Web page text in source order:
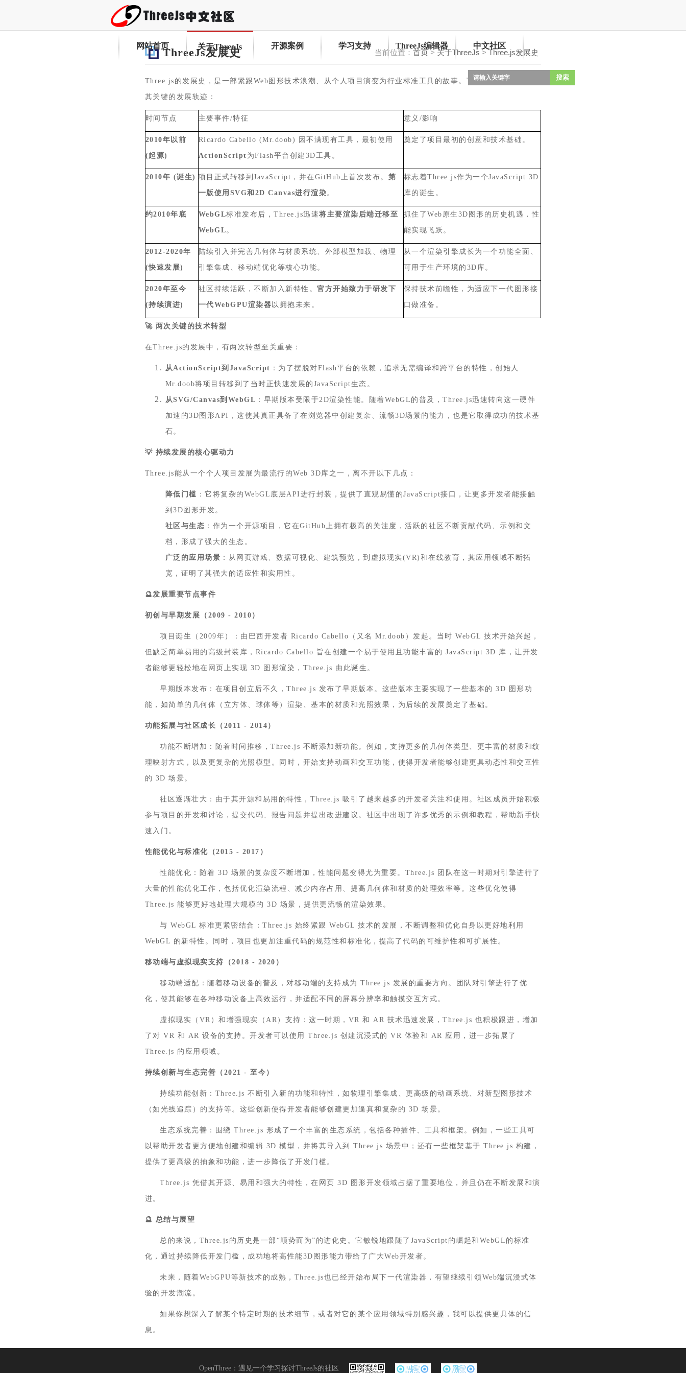
网站首页 关于ThreeJs 开源案例 学习支持 ThreeJs编辑器 中文社区
搜索
ThreeJs发展史 当前位置：首页> 关于ThreeJs >Three.js发展史
Three.js 的发展史，是一部紧跟 Web 图形技术浪潮、从个人项目演变为行业标准工具的故事。下表清晰地勾勒出了
其关键的发展轨迹：
时间节点 主要事件/特征 意义 /影响
2010年以前
(起源)
Ricardo Cabello (Mr.doob) 因不满现有工具，最初使用
ActionScript 为Flash平台创建 3D工具。
奠定了项目最初的创意和技术基础。
2010年 (诞生) 项目正式转移到JavaScript ，并在GitHub上首次发布。 第
一版使用 SVG和 2D Canvas进行渲染。
标志着Three.js作为一个JavaScript 3D
库的诞生。
约2010年底 WebGL标准发布后，Three.js迅速将主要渲染后端迁移至
WebGL。
抓住了Web 原生 3D 图形的历史机遇，性
能实现飞跃。
2012-2020年
(快速发展)
陆续引入并完善几何体与材质系统、外部模型加载、物理
引擎集成、移动端优化等核心功能。
从一个渲染引擎成长为一个功能全面、
可用于生产环境的 3D 库。
2020年至今
(持续演进)
社区持续活跃，不断加入新特性。官方开始致力于研发下
一代WebGPU渲染器 以拥抱未来。
保持技术前瞻性，为适应下一代图形接
口做准备。
🚀 两次关键的技术转型
在Three.js的发展中，有两次转型至关重要：
从ActionScript到 JavaScript ：为了摆脱对Flash平台的依赖，追求无需编译和跨平台的特性，创始人
Mr.doob将项目转移到了当时正快速发展的 JavaScript生态。
从SVG/Canvas到 WebGL ：早期版本受限于2D渲染性能。随着 WebGL 的普及，Three.js迅速转向这一硬件
加速的3D 图形API ，这使其真正具备了在浏览器中创建复杂、流畅3D场景的能力，也是它取得成功的技术基
石。
💡 持续发展的核心驱动力
Three.js能从一个个人项目发展为最流行的Web 3D库之一，离不开以下几点：
降低门槛 ：它将复杂的 WebGL 底层API 进行封装，提供了直观易懂的JavaScript接口，让更多开发者能接触
到3D 图形开发。
社区与生态 ：作为一个开源项目，它在GitHub上拥有极高的关注度，活跃的社区不断贡献代码、示例和文
档，形成了强大的生态。
广泛的应用场景 ：从网页游戏、数据可视化、建筑预览，到虚拟现实 (VR) 和在线教育，其应用领域不断拓
宽，证明了其强大的适应性和实用性。
🔮发展重要节点事件
初创与早期发展（ 2009 - 2010 ）
项目诞生（2009年）‌：由巴西开发者 Ricardo Cabello（又名 Mr.doob）发起。当时 WebGL 技术开始兴起，
但缺乏简单易用的高级封装库，Ricardo Cabello 旨在创建一个易于使用且功能丰富的 JavaScript 3D 库，让开发
者能够更轻松地在网页上实现 3D 图形渲染，Three.js 由此诞生。
早期版本发布‌：在项目创立后不久，Three.js 发布了早期版本。这些版本主要实现了一些基本的 3D 图形功
能，如简单的几何体（立方体、球体等）渲染、基本的材质和光照效果，为后续的发展奠定了基础。
功能拓展与社区成长（ 2011 - 2014 ）
功能不断增加‌：随着时间推移，Three.js 不断添加新功能。例如，支持更多的几何体类型、更丰富的材质和纹
理映射方式，以及更复杂的光照模型。同时，开始支持动画和交互功能，使得开发者能够创建更具动态性和交互性
的 3D 场景。
社区逐渐壮大‌：由于其开源和易用的特性，Three.js 吸引了越来越多的开发者关注和使用。社区成员开始积极
参与项目的开发和讨论，提交代码、报告问题并提出改进建议。社区中出现了许多优秀的示例和教程，帮助新手快
速入门。
性能优化与标准化（2015 - 2017 ）
性能优化‌：随着 3D 场景的复杂度不断增加，性能问题变得尤为重要。Three.js 团队在这一时期对引擎进行了
大量的性能优化工作，包括优化渲染流程、减少内存占用、提高几何体和材质的处理效率等。这些优化使得
Three.js 能够更好地处理大规模的 3D 场景，提供更流畅的渲染效果。
与 WebGL 标准更紧密结合‌：Three.js 始终紧跟 WebGL 技术的发展，不断调整和优化自身以更好地利用
WebGL 的新特性。同时，项目也更加注重代码的规范性和标准化，提高了代码的可维护性和可扩展性。
移动端与虚拟现实支持（2018 - 2020 ）
移动端适配‌：随着移动设备的普及，对移动端的支持成为 Three.js 发展的重要方向。团队对引擎进行了优
化，使其能够在各种移动设备上高效运行，并适配不同的屏幕分辨率和触摸交互方式。
虚拟现实（VR）和增强现实（AR）支持‌：这一时期，VR 和 AR 技术迅速发展，Three.js 也积极跟进，增加
了对 VR 和 AR 设备的支持。开发者可以使用 Three.js 创建沉浸式的 VR 体验和 AR 应用，进一步拓展了
Three.js 的应用领域。
持续创新与生态完善（ 2021 -至今）
持续功能创新‌：Three.js 不断引入新的功能和特性，如物理引擎集成、更高级的动画系统、对新型图形技术
（如光线追踪）的支持等。这些创新使得开发者能够创建更加逼真和复杂的 3D 场景。
生态系统完善‌：围绕 Three.js 形成了一个丰富的生态系统，包括各种插件、工具和框架。例如，一些工具可
以帮助开发者更方便地创建和编辑 3D 模型，并将其导入到 Three.js 场景中；还有一些框架基于 Three.js 构建，
提供了更高级的抽象和功能，进一步降低了开发门槛。
Three.js 凭借其开源、易用和强大的特性，在网页 3D 图形开发领域占据了重要地位，并且仍在不断发展和演
进。
🔮 总结与展望
总的来说，Three.js的历史是一部“顺势而为”的进化史。它敏锐地跟随了JavaScript的崛起和WebGL的标准
化，通过持续降低开发门槛，成功地将高性能3D图形能力带给了广大Web开发者。
未来，随着WebGPU等新技术的成熟，Three.js也已经开始布局下一代渲染器，有望继续引领Web端沉浸式体
验的开发潮流。
如果你想深入了解某个特定时期的技术细节，或者对它的某个应用领域特别感兴趣，我可以提供更具体的信
息。
OpenThree ： 遇见一个学习探讨ThreeJs的社区